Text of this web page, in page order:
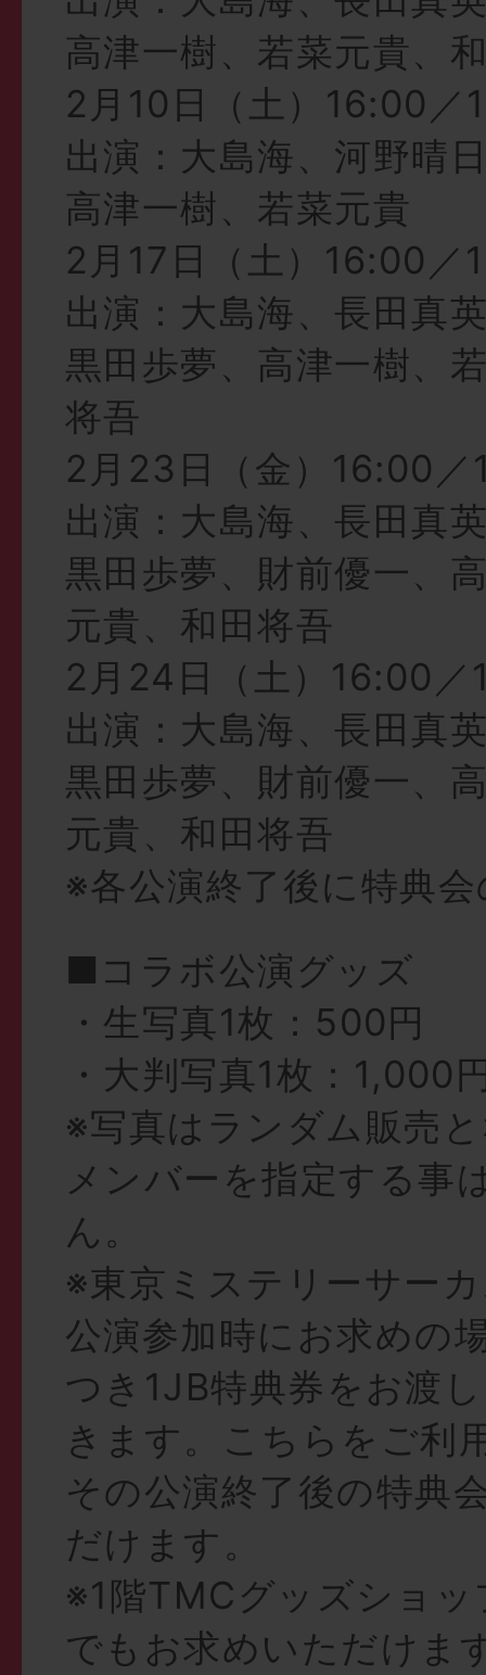
高津一樹、若菜元貴、
2月10日（土）16:00／
出演：大島海、河野晴
高津一樹、若菜元貴
2月17日（土）16:00／
出演：大島海、長田真
黒田歩夢、高津一樹、
将吾
2月23日（金）16:00
出演：大島海、長田真
黒田歩夢、財前優一、
元貴、和田将吾
2月24日（土）16:00／
出演：大島海、長田真
黒田歩夢、財前優一、
元貴、和田将吾
※各公演終了後に特典
■コラボ公演グッズ
・生写真1枚：500円
・大判写真1枚：1,000
※写真はランダム販売
メンバーを指定する事
ん。
※東京ミステリーサー
公演参加時にお求めの
つき1JB特典券をお渡
きます。こちらをご利
その公演終了後の特典
だけます。
※1階TMCグッズショ
でもお求めいただけま